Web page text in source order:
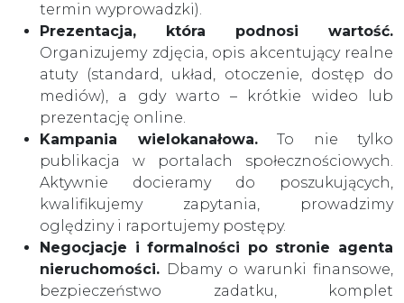
termin wyprowadzki).
Prezentacja, która podnosi wartość.
Organizujemy zdjęcia, opis akcentujący realne
atuty (standard, układ, otoczenie, dostęp do
mediów), a gdy warto – krótkie wideo lub
prezentację online.
Kampania wielokanałowa.To nie tylko
publikacja w portalach społecznościowych.
Aktywnie docieramy do poszukujących,
kwalifikujemy zapytania, prowadzimy
oględziny i raportujemy postępy.
Negocjacje i formalności po stronie agenta
nieruchomości. Dbamy o warunki finansowe,
bezpieczeństwo zadatku, komplet